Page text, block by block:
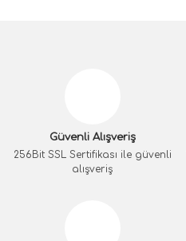
Güvenli Alışveriş
256Bit SSL Sertifikası ile güvenli
alışveriş